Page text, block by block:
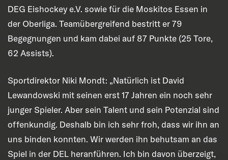
DEG Eishockey e.V. sowie für die Moskitos Essen in
der Oberliga. Teamübergreifend bestritt er 79
Begegnungen und kam dabei auf 87 Punkte (25 Tore,
62 Assists).
Sportdirektor Niki Mondt: „Natürlich ist David
Lewandowski mit seinen erst 17 Jahren ein noch sehr
junger Spieler. Aber sein Talent und sein Potenzial sind
offenkundig. Deshalb bin ich sehr froh, dass wir ihn an
uns binden konnten. Wir werden ihn behutsam an das
Spiel in der DEL heranführen. Ich bin davon überzeigt,